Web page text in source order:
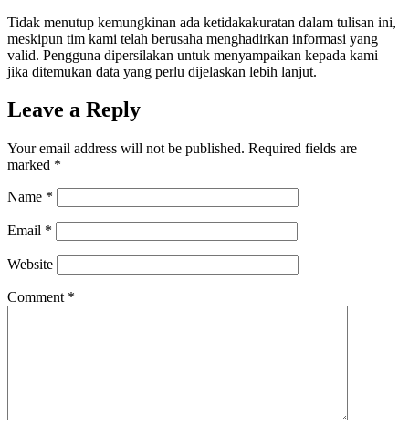
Tidak menutup kemungkinan ada ketidakakuratan dalam tulisan ini,
meskipun tim kami telah berusaha menghadirkan informasi yang
valid. Pengguna dipersilakan untuk menyampaikan kepada kami
jika ditemukan data yang perlu dijelaskan lebih lanjut.
Leave a Reply
Your email address will not be published. Required fields are
marked *
Name *
Email *
Website
Comment *